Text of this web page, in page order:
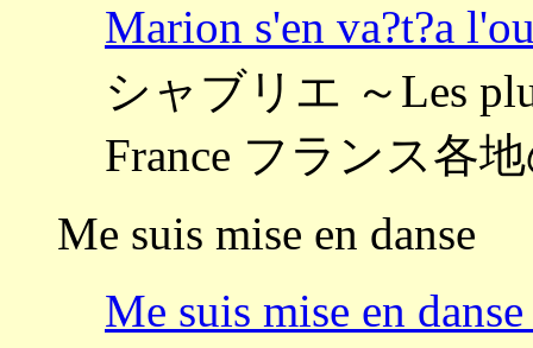
Marion s'en va?t?a
シャブリエ ～Les
France フランス各
Me suis mise en danse
Me suis mise en